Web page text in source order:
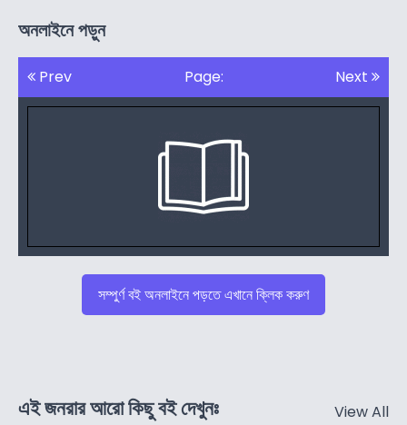
অনলাইনে পড়ুন
Prev Page: Next
সম্পুর্ণ বই অনলাইনে পড়তে এখানে ক্লিক করুণ
এই জনরার আরো কিছু বই দেখুনঃ View All